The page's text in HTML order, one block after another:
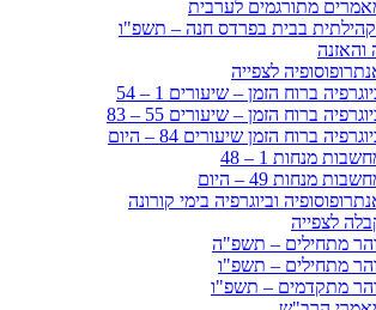
מתורגמים לערבית
קהילתית בבית בפרדס חנה – תשפ"ו
והאזנה
לצפייה
ברוח הזמן – שיעורים 1 – 54
ברוח הזמן – שיעורים 55 – 83
ברוח הזמן שיעורים 84 – היום
מנחות 1 – 48
מנחות 49 – היום
וביוגרפיה בימי קורונה
לצפייה
מתחילים – תשפ"ה
מתחילים – תשפ"ו
מתקדמים – תשפ"ו